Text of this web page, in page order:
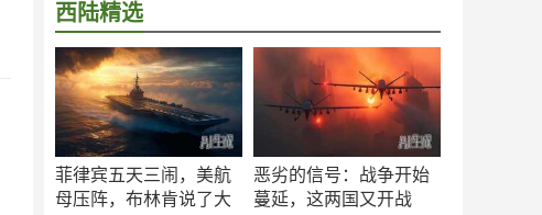
西陆精选
菲律宾五天三闹，美航
母压阵，布林肯说了大
恶劣的信号：战争开始
蔓延，这两国又开战